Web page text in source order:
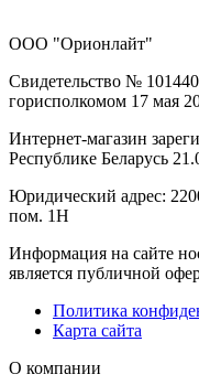
ООО "Орионлайт"
Свидетельство №
горисполкомом 17 мая
Интернет-магазин
Республике Беларусь
Юридический адрес:
пом. 1Н
Информация на сайте
является публичной
Политика
Карта сайта
О компании